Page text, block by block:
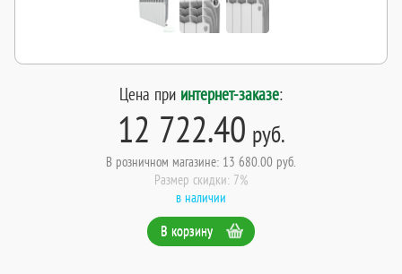
Цена при интернет-заказе:
12 722.40 руб.
В розничном магазине: 13 680.00 руб.
Размер скидки: 7%
в наличии
В корзину